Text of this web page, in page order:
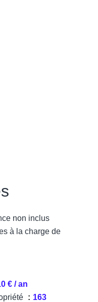
non inclus
à la charge de
€ / an
163